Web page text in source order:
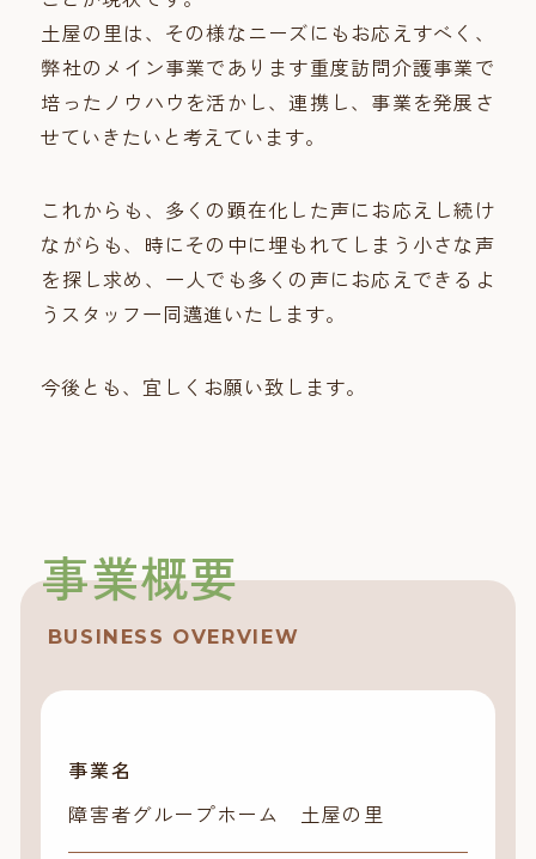
土屋の里は、その様なニーズにもお応えすべく、
弊社のメイン事業であります重度訪問介護事業で
培ったノウハウを活かし、連携し、事業を発展さ
せていきたいと考えています。
これからも、多くの顕在化した声にお応えし続け
ながらも、時にその中に埋もれてしまう小さな声
を探し求め、一人でも多くの声にお応えできるよ
うスタッフ一同邁進いたします。
今後とも、宜しくお願い致します。
事業概要
BUSINESS OVERVIEW
事業名
障害者グループホーム 土屋の里